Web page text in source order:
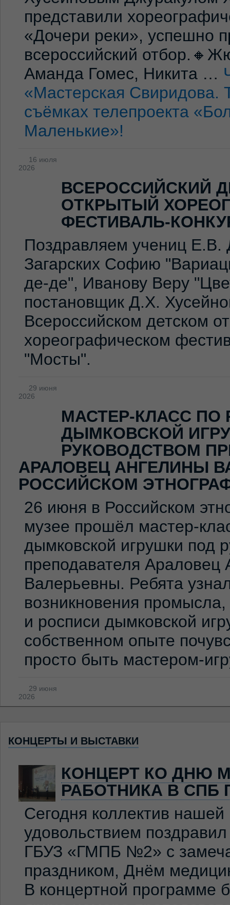
представили
«Дочери реки», успешно
всероссийский
Аманда Гомес, Никита …
«Мастерская Свиридова.
съёмках телепроекта
Маленькие»!
16 июля
2026
ВСЕРОССИЙСКИЙ
ОТКРЫТЫЙ
ФЕСТИВАЛЬ-
Поздравляем учениц Е.В.
Загарских Софию
де-де", Иванову Веру
постановщик Д.Х.
Всероссийском детском
хореографическом
"Мосты".
29 июня
2026
МАСТЕР-КЛАСС ПО
ДЫМКОВСКОЙ
РУКОВОДСТВОМ
АРАЛОВЕЦ АНГЕЛИНЫ
РОССИЙСКОМ
26 июня в Российском
музее прошёл мастер-
дымковской игрушки под
преподавателя Араловец
Валерьевны. Ребята
возникновения
и росписи дымковской
собственном опыте
просто быть мастером-
29 июня
2026
КОНЦЕРТЫ И ВЫСТАВКИ
КОНЦЕРТ КО ДНЮ
РАБОТНИКА В СПБ
Сегодня коллектив
удовольствием
ГБУЗ «ГМПБ №2» с
праздником, Днём
В концертной программе